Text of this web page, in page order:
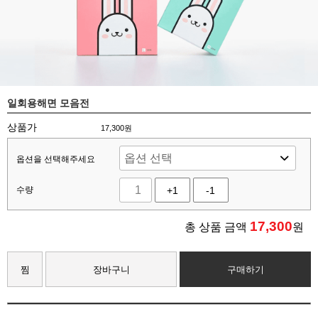
일회용해면 모음전
상품가 17,300원
옵션을 선택해주세요
수량 +1 -1
총 상품 금액 17,300원
찜 장바구니 구매하기